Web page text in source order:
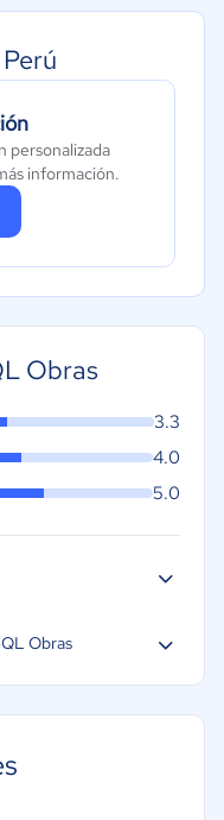
personalizada
información.
Obras
3.3
4.0
5.0
Obras